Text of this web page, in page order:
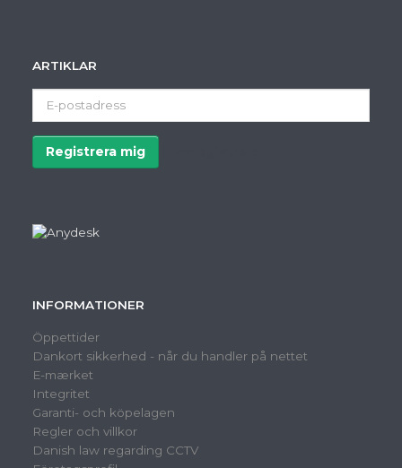
ARTIKLAR
postadress
Registrera mig
INFORMATIONER
Öppettider
Dankort sikkerhed - når du handler på nettet
E-mærket
Integritet
Garanti- och köpelagen
Regler och villkor
Danish law regarding CCTV